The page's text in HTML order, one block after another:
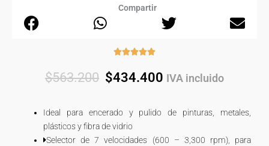
Compartir
Rated
out
$563.200 Original
$563.200.
$434.400 Current
$434.400.
IVA incluido
Ideal para encerado y pulido de pinturas, metales,
plásticos y fibra de vidrio
Selector de 7 velocidades (600 – 3,300 rpm), para